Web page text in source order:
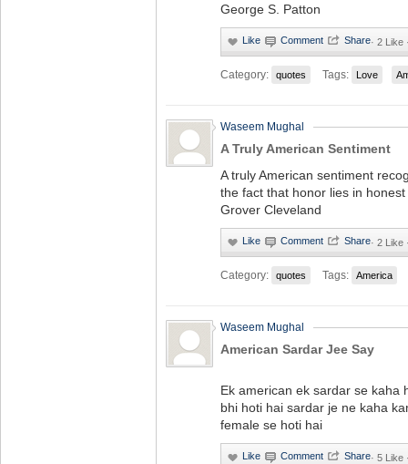
George S. Patton
· 2 Like
Category: quotes Tags: Love
Waseem Mughal
A Truly American Sentiment
A truly American sentiment
the fact that honor lies in honest
Grover Cleveland
· 2 Like
Category: quotes Tags: America
Waseem Mughal
American Sardar Jee Say
Ek american ek sardar se kaha
bhi hoti hai sardar je ne kaha
female se hoti hai
· 5 Like